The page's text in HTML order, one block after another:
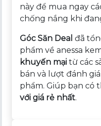
này để mua ngay
chống nắng khi
Góc Săn Deal đã
phẩm về anessa
khuyến mại từ các
bán và lượt đánh
phẩm. Giúp bạn có
với giá rẻ nhất.